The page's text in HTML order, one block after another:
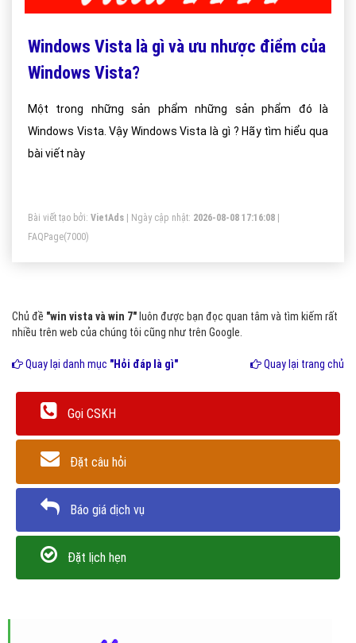
Windows Vista là gì và ưu nhược điểm của
Windows Vista?
Một trong những sản phẩm những sản phẩm đó là
Windows Vista. Vậy Windows Vista là gì ? Hãy tìm hiểu qua
bài viết này
Bài viết tạo bởi: VietAds | Ngày cập nhật: 2026-08-08 17:16:08
FAQPage(7000)
Chủ đề "win vista và win 7" luôn được bạn đọc quan tâm và tìm kiếm rất
nhiều trên web của chúng tôi cũng như trên Google.
Quay lại danh mục "Hỏi đáp là gì" Quay lại trang chủ
Gọi CSKH
Đặt câu hỏi
Báo giá dịch vụ
Đặt lịch hẹn